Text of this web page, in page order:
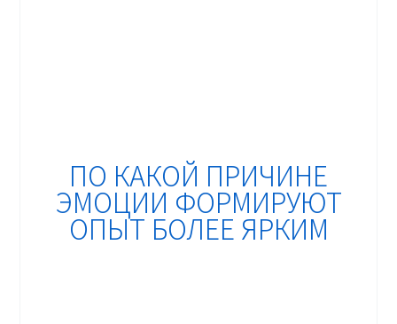
ПО КАКОЙ ПРИЧИНЕ
ЭМОЦИИ ФОРМИРУЮТ
ОПЫТ БОЛЕЕ ЯРКИМ